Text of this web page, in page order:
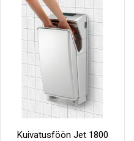
Kuivatusföön Jet 1800